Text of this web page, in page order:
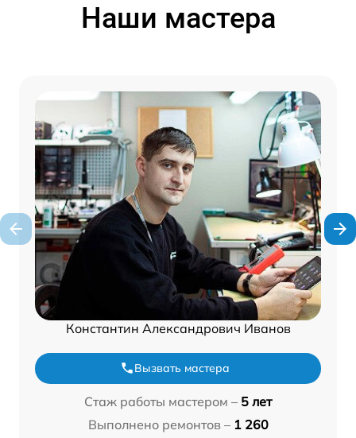
Наши мастера
Константин Александрович Иванов
Вызвать мастера
Стаж работы мастером – 5 лет
Выполнено ремонтов – 1 260